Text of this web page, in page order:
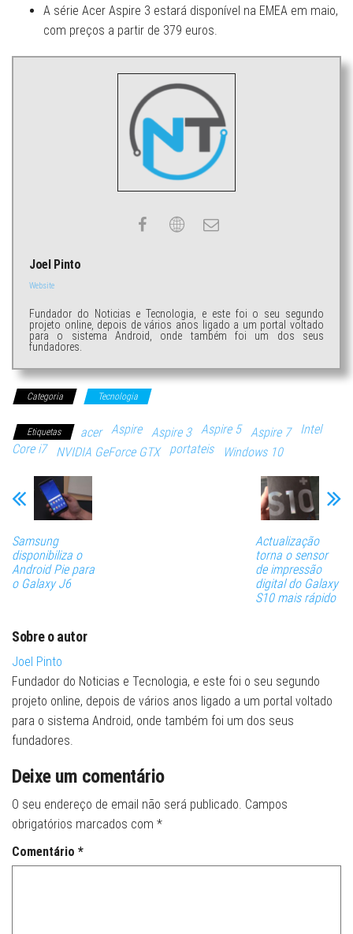
A série Acer Aspire 3 estará disponível na EMEA em maio,
com preços a partir de 379 euros.
Joel Pinto
Website
Fundador do Noticias e Tecnologia, e este foi o seu segundo
projeto online, depois de vários anos ligado a um portal voltado
para o sistema Android, onde também foi um dos seus
fundadores.
Categoria Tecnologia
Etiquetas acer Aspire Aspire 3 Aspire 5 Aspire 7
Intel
Core i7
NVIDIA GeForce GTX portateis Windows 10
Samsung
disponibiliza o
Android Pie para
o Galaxy J6
Actualização
torna o sensor
de impressão
digital do Galaxy
S10 mais rápido
Sobre o autor
Joel Pinto
Fundador do Noticias e Tecnologia, e este foi o seu segundo
projeto online, depois de vários anos ligado a um portal voltado
para o sistema Android, onde também foi um dos seus
fundadores.
Deixe um comentário
O seu endereço de email não será publicado. Campos
obrigatórios marcados com *
Comentário *